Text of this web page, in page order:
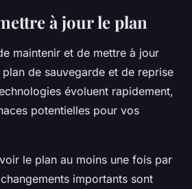
à jour le plan
maintenir et de mettre à jour
de sauvegarde et de reprise
évoluent rapidement,
potentielles pour vos
le plan au moins une fois par
importants sont